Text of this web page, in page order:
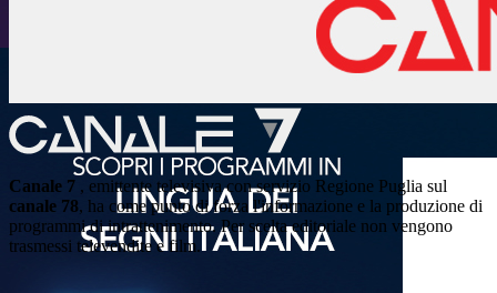
Canale 7 , emittente televisiva con servizio Regione Puglia sul
canale 78, ha come punto di forza l'informazione e la produzione di
programmi di intrattenimento. Per scelta editoriale non vengono
trasmessi televendite e film.